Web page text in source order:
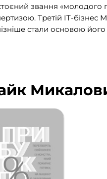
звання «молодого
Третій IT-бізнес
стали основою його